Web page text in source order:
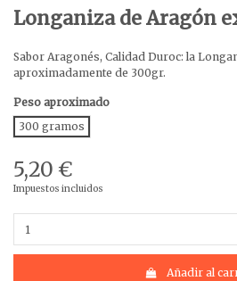
Longaniza de Aragón
Sabor Aragonés, Calidad Duroc: la
aproximadamente de 300gr.
Peso aproximado
300 gramos
5,20 €
Impuestos incluidos
Añadir al